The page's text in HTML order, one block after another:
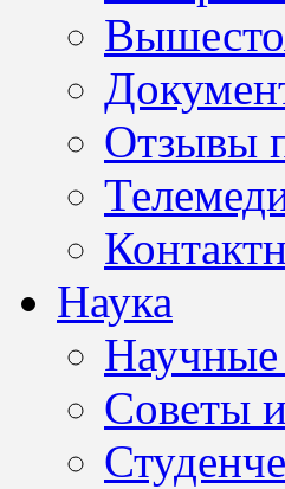
Отзывы
Наука
Научные
Советы